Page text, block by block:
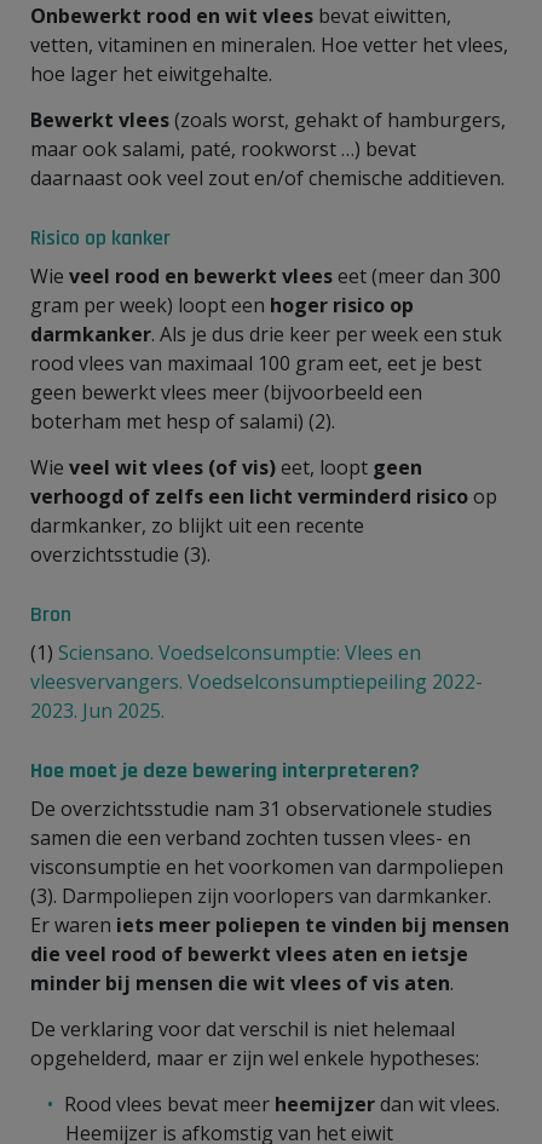
Onbewerkt rood en wit vlees bevat eiwitten,
vetten, vitaminen en mineralen. Hoe vetter het vlees,
hoe lager het eiwitgehalte.
Bewerkt vlees(zoals worst, gehakt of hamburgers,
maar ook salami, paté, rookworst …) bevat
daarnaast ook veel zout en/of chemische additieven.
Risico op kanker
Wie veel rood en bewerkt vleeseet (meer dan 300
gram per week) loopt een hoger risico op
darmkanker. Als je dus drie keer per week een stuk
rood vlees van maximaal 100 gram eet, eet je best
geen bewerkt vlees meer (bijvoorbeeld een
boterham met hesp of salami) (2).
Wie veel wit vlees (of vis)eet, loopt geen
verhoogd of zelfs een licht verminderd risicoop
darmkanker, zo blijkt uit een recente
overzichtsstudie (3).
Bron
(1) Sciensano. Voedselconsumptie: Vlees en
vleesvervangers. Voedselconsumptiepeiling 2022-
2023. Jun 2025.
Hoe moet je deze bewering interpreteren?
De overzichtsstudie nam 31 observationele studies
samen die een verband zochten tussen vlees- en
visconsumptie en het voorkomen van darmpoliepen
(3). Darmpoliepen zijn voorlopers van darmkanker.
Er waren iets meer poliepen te vinden bij mensen
die veel rood of bewerkt vlees aten en ietsje
minder bij mensen die wit vlees of vis aten.
De verklaring voor dat verschil is niet helemaal
opgehelderd, maar er zijn wel enkele hypotheses:
Rood vlees bevat meer heemijzerdan wit vlees.
Heemijzer is afkomstig van het eiwit